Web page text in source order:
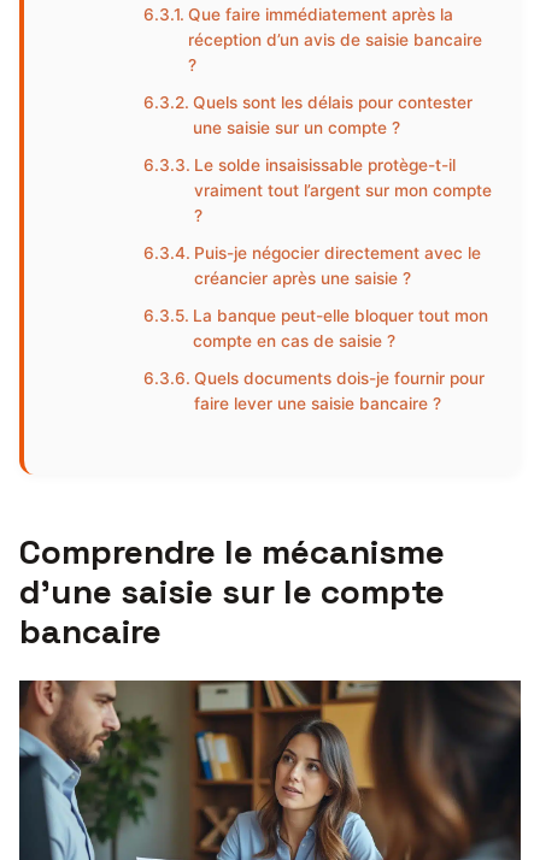
Que faire immédiatement après la
réception d’un avis de saisie bancaire
?
Quels sont les délais pour contester
une saisie sur un compte ?
Le solde insaisissable protège-t-il
vraiment tout l’argent sur mon compte
?
Puis-je négocier directement avec le
créancier après une saisie ?
La banque peut-elle bloquer tout mon
compte en cas de saisie ?
Quels documents dois-je fournir pour
faire lever une saisie bancaire ?
Comprendre le mécanisme
d’une saisie sur le compte
bancaire